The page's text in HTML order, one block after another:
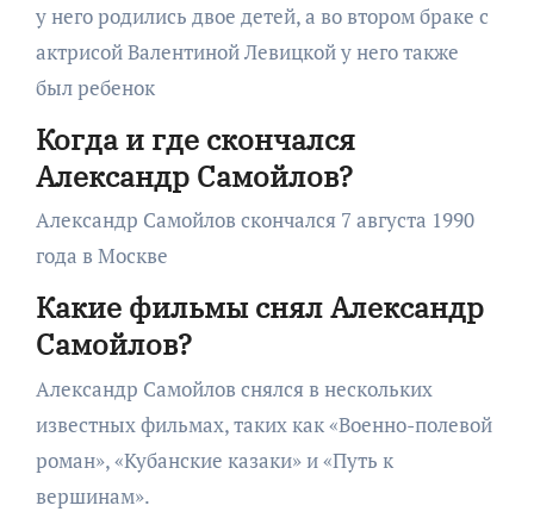
у него родились двое детей, а во втором браке с
актрисой Валентиной Левицкой у него также
был ребенок
Когда и где скончался
Александр Самойлов?
Александр Самойлов скончался 7 августа 1990
года в Москве
Какие фильмы снял Александр
Самойлов?
Александр Самойлов снялся в нескольких
известных фильмах, таких как «Военно-полевой
роман», «Кубанские казаки» и «Путь к
вершинам».